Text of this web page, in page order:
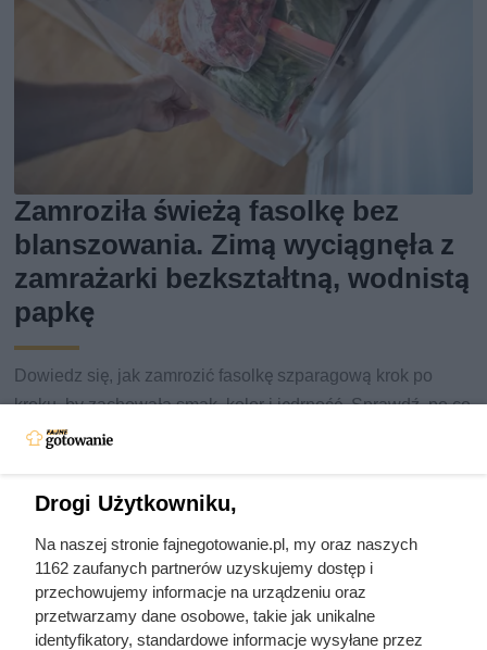
Zamroziła świeżą fasolkę bez
blanszowania. Zimą wyciągnęła z
zamrażarki bezkształtną, wodnistą
papkę
Dowiedz się, jak zamrozić fasolkę szparagową krok po
kroku, by zachowała smak, kolor i jędrność. Sprawdź, po co
blanszować.
Drogi Użytkowniku,
Na naszej stronie fajnegotowanie.pl, my oraz naszych
1162 zaufanych partnerów uzyskujemy dostęp i
przechowujemy informacje na urządzeniu oraz
przetwarzamy dane osobowe, takie jak unikalne
identyfikatory, standardowe informacje wysyłane przez